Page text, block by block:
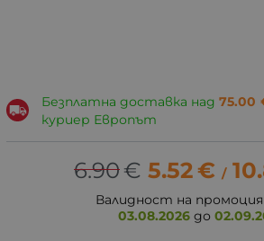
Безплатна доставка над 75.00
куриер Европът
6.90€ 5.52€ /
Валидност на
03.08.2026 до